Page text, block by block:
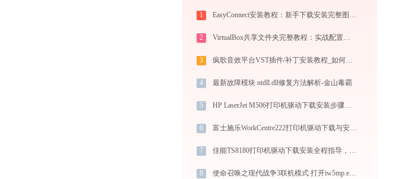
1 EasyConnect安装教程：新手下载安装完整图文步骤
2 VirtualBox共享文件夹完整教程：实战配置与故障排查
3 疯歌音效平台VST插件/补丁安装教程_如何加载插件效果包
4 最新故障模块 ntdll.dll修复方法解析-金山毒霸
5 HP LaserJet M506打印机驱动下载安装步骤详细解析，让安装更简单
6 富士施乐WorkCentre222打印机驱动下载与安装教程：新手也能轻松搞定
7 佳能TS8180打印机驱动下载安装全程指导，轻松解决打印问题
8 使命召唤之现代战争3联机模式 打开iw5mp.exe找不到steam_api.dll怎么办